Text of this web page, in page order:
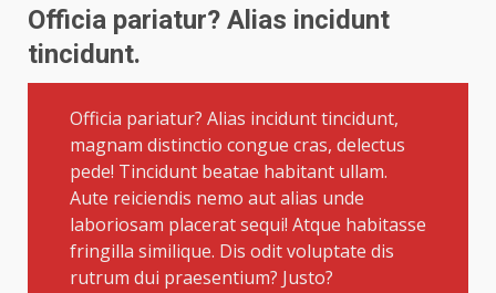
Officia pariatur? Alias incidunt
tincidunt.
Officia pariatur? Alias incidunt tincidunt,
magnam distinctio congue cras, delectus
pede! Tincidunt beatae habitant ullam.
Aute reiciendis nemo aut alias unde
laboriosam placerat sequi! Atque habitasse
fringilla similique. Dis odit voluptate dis
rutrum dui praesentium? Justo?